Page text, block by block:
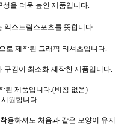
을 더욱 높인 제품입니다.
스트림스포츠를 뜻합니다.
로 제작된 그래픽 티셔츠입니다.
김이 최소화 제작한 제품입니다.
된 제품입니다.(비침 없음)
원합니다.
용하셔도 처음과 같은 모양이 유지